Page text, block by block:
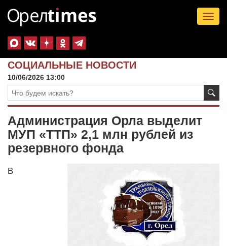
СОЦИАЛЬНЫЕ НОВОСТИ
10/06/2026 13:00
Администрация Орла выделит
МУП «ТТП» 2,1 млн рублей из
резервного фонда
В